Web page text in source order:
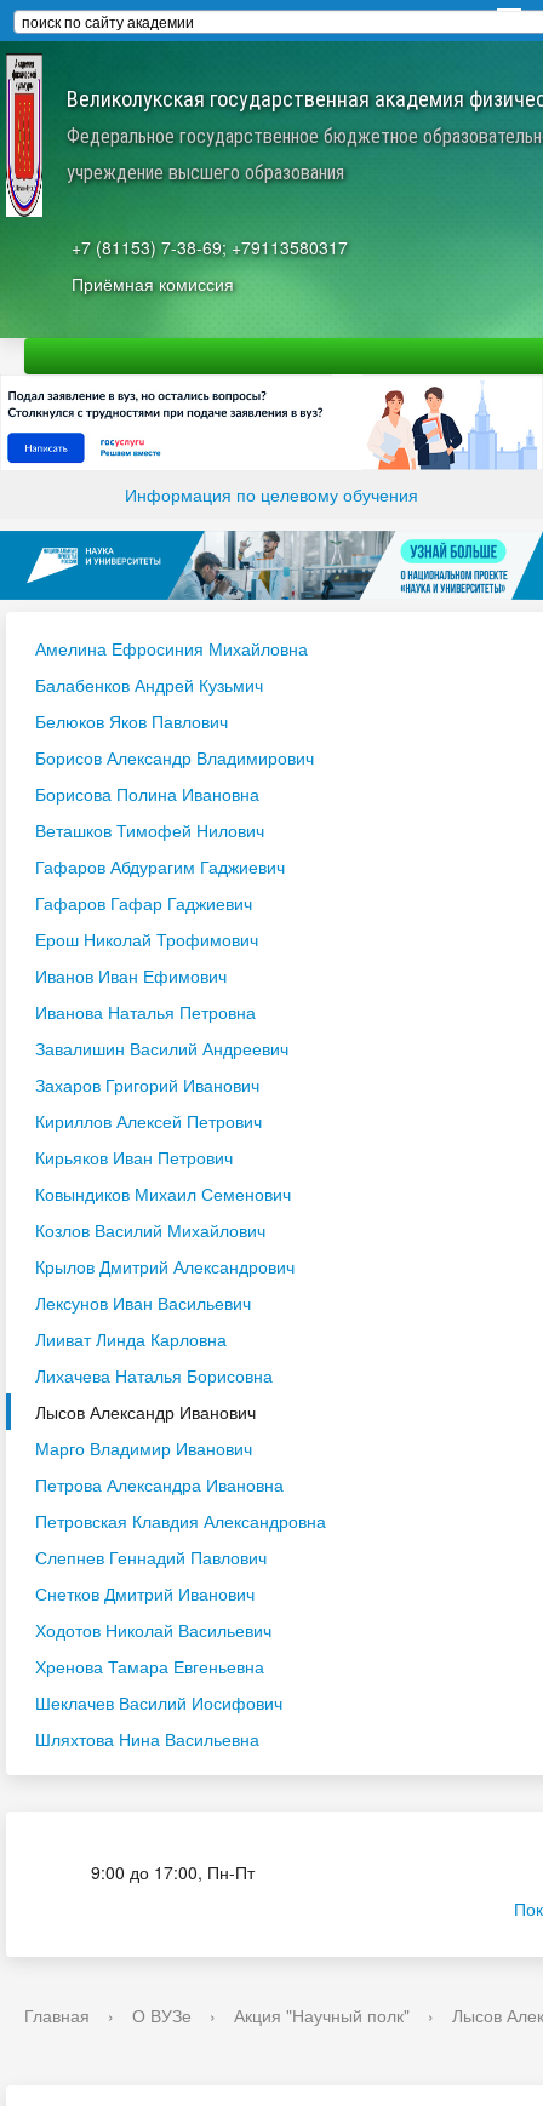
Великолукская государственная академия
Федеральное государственное бюджетное
учреждение высшего образования
+7 (81153) 7-38-69; +79113580317
Приёмная комиссия
Информация по целевому обучения
Амелина Ефросиния Михайловна
Балабенков Андрей Кузьмич
Белюков Яков Павлович
Борисов Александр Владимирович
Борисова Полина Ивановна
Веташков Тимофей Нилович
Гафаров Абдурагим Гаджиевич
Гафаров Гафар Гаджиевич
Ерош Николай Трофимович
Иванов Иван Ефимович
Иванова Наталья Петровна
Завалишин Василий Андреевич
Захаров Григорий Иванович
Кириллов Алексей Петрович
Кирьяков Иван Петрович
Ковындиков Михаил Семенович
Козлов Василий Михайлович
Крылов Дмитрий Александрович
Лексунов Иван Васильевич
Лииват Линда Карловна
Лихачева Наталья Борисовна
Лысов Александр Иванович
Марго Владимир Иванович
Петрова Александра Ивановна
Петровская Клавдия Александровна
Слепнев Геннадий Павлович
Снетков Дмитрий Иванович
Ходотов Николай Васильевич
Хренова Тамара Евгеньевна
Шеклачев Василий Иосифович
Шляхтова Нина Васильевна
9:00 до 17:00, Пн-Пт
Главная › О ВУЗе › Акция "Научный полк" › Лысов